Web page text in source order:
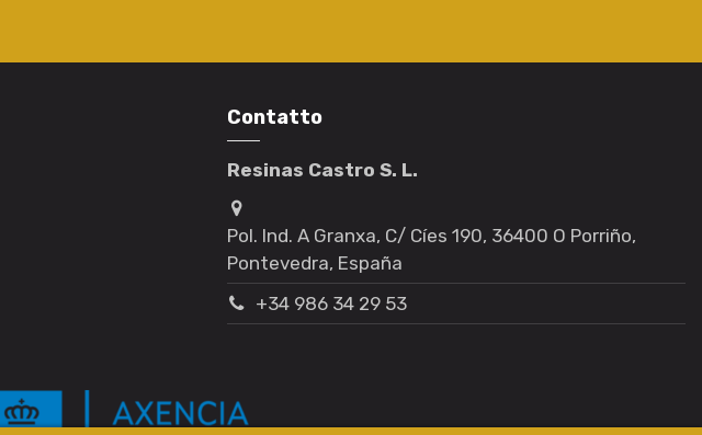
Contatto
Resinas Castro S. L.
Pol. Ind. A Granxa, C/ Cíes 190, 36400 O Porriño,
Pontevedra, España
+34 986 34 29 53